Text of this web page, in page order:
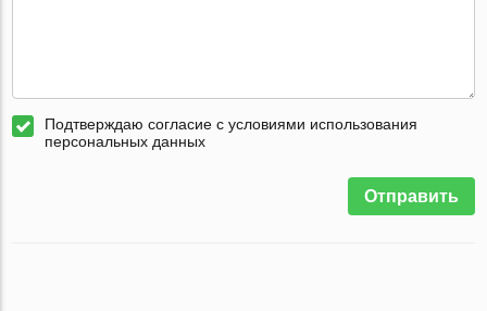
Подтверждаю согласие с условиями использования
персональных данных
Отправить